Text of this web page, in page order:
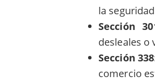
la
Sección
desleales o
Sección 338
comercio